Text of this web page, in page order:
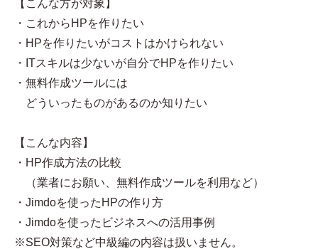
【こんな方が対象】
・これからHPを作りたい
・HPを作りたいがコストはかけられない
・ITスキルは少ないが自分でHPを作りたい
・無料作成ツールには
どういったものがあるのか知りたい
【こんな内容】
・HP作成方法の比較
（業者にお願い、無料作成ツールを利用など）
・Jimdoを使ったHPの作り方
・Jimdoを使ったビジネスへの活用事例
※SEO対策など中級編の内容は扱いません。